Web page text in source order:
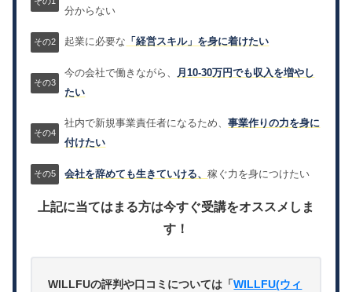
分からない
起業に必要な 「経営スキル」を身に着けたい
今の会社で働きながら、
月10-30万円でも収入を増やし
たい
社内で新規事業責任者になるため、事業作りの力を身に
付けたい
会社を辞めても生きていける、稼ぐ力を身につけたい
上記に当てはまる方は今すぐ受講をオススメしま
す！
WILLFUの評判や口コミについては「WILLFU(ウィ